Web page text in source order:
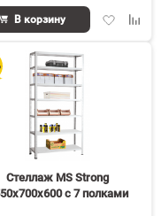
Добавить
В корзину
Стеллаж MS Strong
c 7 полками